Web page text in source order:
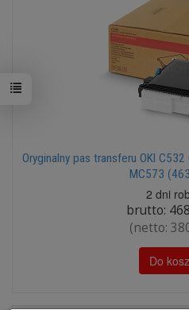
Oryginalny pas transferu OKI
MC573
2 dni
brutto:
(netto:
Do